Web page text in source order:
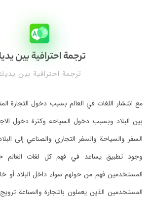
ترجمة احترافية بين
ترجمة احترافية بين
مع انتشار اللغات في العالم بسبب دخول التجارة
بين البلاد وبسبب دخول السياحه وكثرة دخول
السفر والسياحة والسفر التجاري والصناعي إلى
وجود تطبيق يساعد في فهم كل لغات
المستخدمين فهم من حولهم سواء داخل البلاد أو
المستخدمين الذين يعملون بالتجارة والصناعة